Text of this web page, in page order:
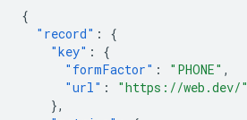
{
"record" :
{
"key" :
{
"formFactor" : "PHONE" ,
"url" :
"https://web.dev/"
},